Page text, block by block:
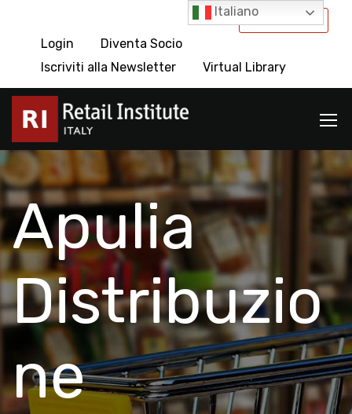
International
Login
Diventa Socio
Iscriviti alla Newsletter
Virtual Library
Apulia
Distribuzio
ne
Italiano